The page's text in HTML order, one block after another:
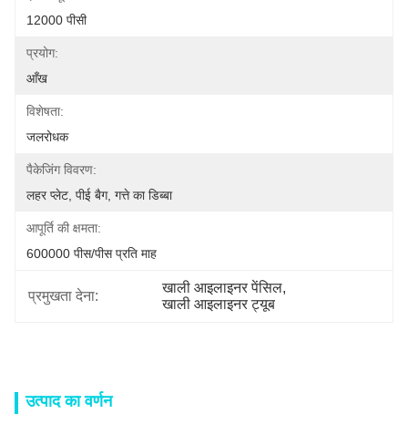
12000 पीसी
प्रयोग:
आँख
विशेषता:
जलरोधक
पैकेजिंग विवरण:
लहर प्लेट, पीई बैग, गत्ते का डिब्बा
आपूर्ति की क्षमता:
600000 पीस/पीस प्रति माह
प्रमुखता देना:
खाली आइलाइनर पेंसिल,
खाली आइलाइनर ट्यूब
उत्पाद का वर्णन